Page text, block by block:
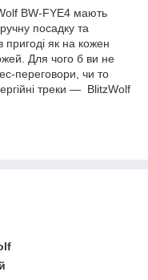
BW-FYE4 мають
посадку та
як на кожен
Для чого б ви не
переговори, чи то
треки — BlitzWolf